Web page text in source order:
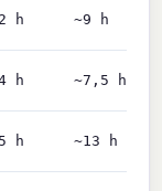
h ~9 h
h ~7,5 h
h ~13 h